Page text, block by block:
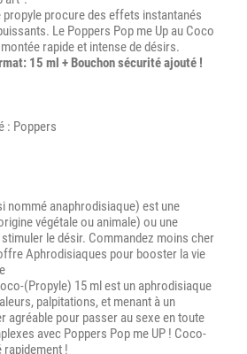
propyle procure des effets instantanés
Le Poppers Pop me Up au Coco
rapide et intense de désirs.
15 ml + Bouchon sécurité ajouté !
: Poppers
nommé anaphrodisiaque) est une
végétale ou animale) ou une
le désir. Commandez moins cher
Aphrodisiaques pour booster la vie
(Propyle) 15 ml est un aphrodisiaque
palpitations, et menant à un
agréable pour passer au sexe en toute
avec Poppers Pop me UP ! Coco-
rapidement !